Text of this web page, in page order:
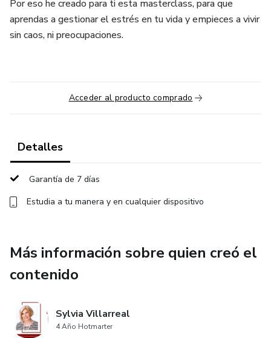
Por eso he creado para ti esta masterclass, para que
aprendas a gestionar el estrés en tu vida y empieces a vivir
sin caos, ni preocupaciones.
Acceder al producto comprado
Detalles
Garantía de 7 días
Estudia a tu manera y en cualquier dispositivo
Más información sobre quien creó el
contenido
Sylvia Villarreal
4 Año Hotmarter